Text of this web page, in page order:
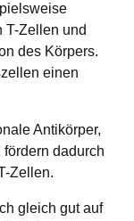
T-Zellen und
des Körpers.
einen
Antikörper,
dadurch
Zellen.
gleich gut auf